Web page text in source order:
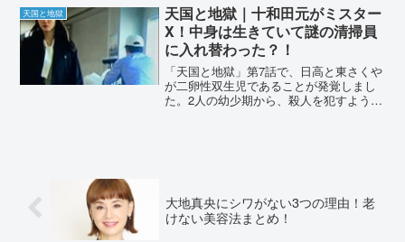
いでしょうか。日高陽斗と入替り、さら
に湯浅（東朔也）と入...
天国と地獄
天国と地獄｜十和田元がミスター
X！中身は生きていて謎の清掃員
に入れ替わった？！
「天国と地獄」第7話で、日高と東さくや
が二卵性双生児であることが発覚しまし
た。2人の幼少期から、殺人を犯すように
大地真央にシワがない3つの理由！老
けない美容法まとめ！